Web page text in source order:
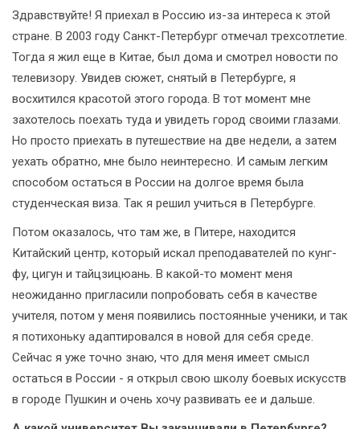
Здравствуйте! Я приехал в Россию из-за интереса к этой
стране. В 2003 году Санкт-Петербург отмечал трехсотлетие.
Тогда я жил еще в Китае, был дома и смотрел новости по
телевизору. Увидев сюжет, снятый в Петербурге, я
восхитился красотой этого города. В тот момент мне
захотелось поехать туда и увидеть город своими глазами.
Но просто приехать в путешествие на две недели, а затем
уехать обратно, мне было неинтересно. И самым легким
способом остаться в России на долгое время была
студенческая виза. Так я решил учиться в Петербурге.
Потом оказалось, что там же, в Питере, находится
Китайский центр, который искал преподавателей по кунг-
фу, цигун и тайцзицюань. В какой-то момент меня
неожиданно пригласили попробовать себя в качестве
учителя, потом у меня появились постоянные ученики, и так
я потихоньку адаптировался в новой для себя среде.
Сейчас я уже точно знаю, что для меня имеет смысл
остаться в России - я открыл свою школу боевых искусств
в городе Пушкин и очень хочу развивать ее и дальше.